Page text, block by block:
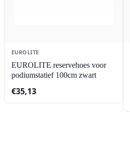
EUROLITE
EUROLITE reservehoes voor
podiumstatief 100cm zwart
€35,13